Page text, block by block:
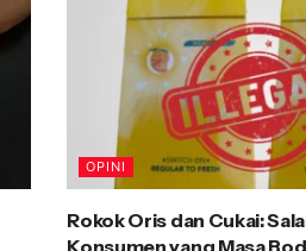
OPINI
Rokok Oris dan Cukai: